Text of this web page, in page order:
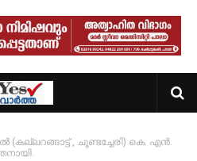
(കല്ലറങ്ങാട്ട് , ചൂണ്ടച്ചേരി) കെ. എൻ.